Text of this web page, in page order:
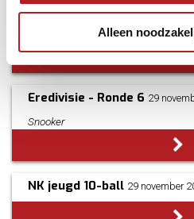
Alleen
Landelijke Klasse - Ronde 6
29 november 2025 ­ - ­30 november
Eredivisie - Ronde 6 29
Snooker
NK jeugd 10-ball 29 november